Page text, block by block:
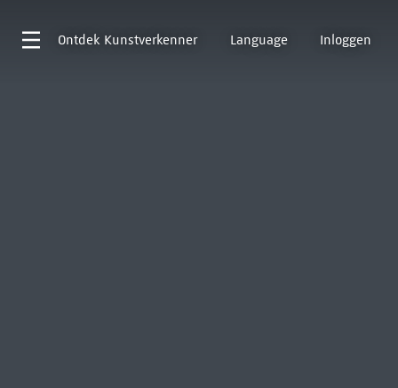
Ontdek Kunstverkenner Language Inloggen